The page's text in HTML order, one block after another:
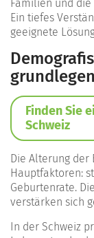
Familien und
Ein tiefes
geeignete
Finden Sie
Schweiz
Die Alterung der
Hauptfaktoren:
Geburtenrate.
verstärken sich
In der Schweiz